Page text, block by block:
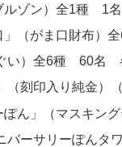
ルゾン）全1種 1名
」（がま口財布
い）全6種 60名
（刻印入り純金）
ん」（マスキ
ーサリーぽんタ